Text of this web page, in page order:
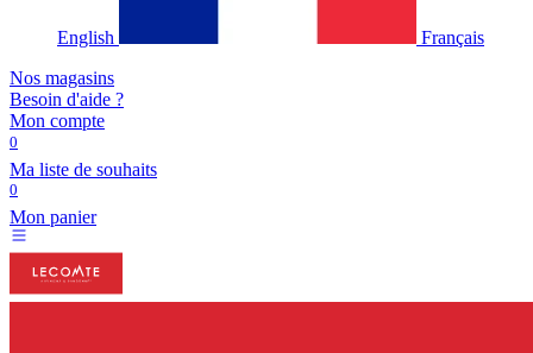
English
Français
Nos magasins
Besoin d'aide ?
Mon compte
0
Ma liste de souhaits
0
Mon panier